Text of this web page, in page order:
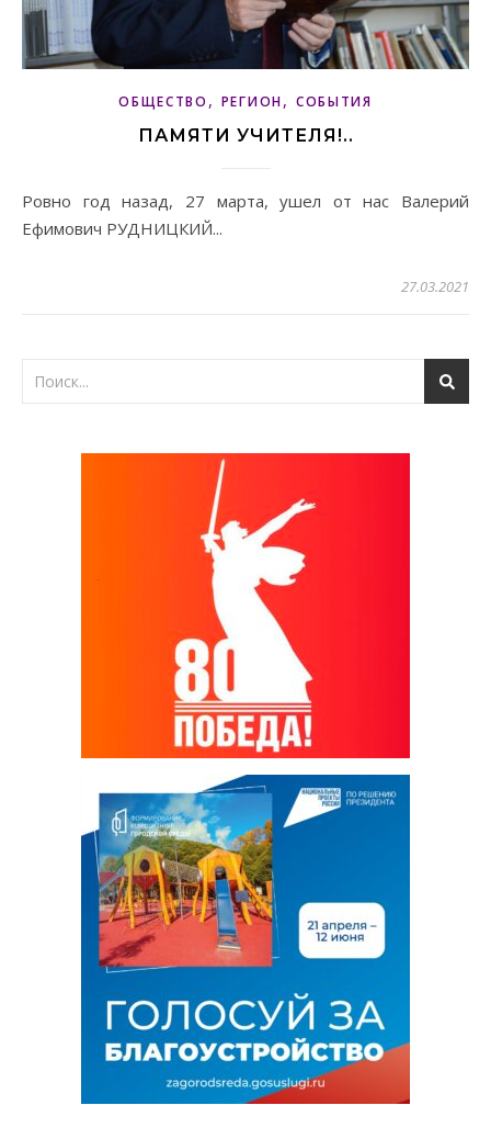
ОБЩЕСТВО , РЕГИОН, СОБЫТИЯ
ПАМЯТИ УЧИТЕЛЯ!..
Ровно год назад, 27 марта, ушел от нас Валерий
Ефимович РУДНИЦКИЙ...
27.03.2021